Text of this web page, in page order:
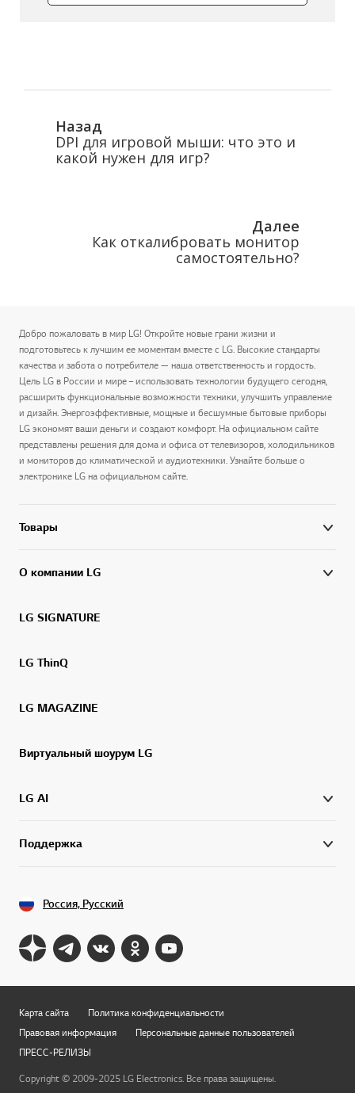
Назад
DPI для игровой мыши: что это и
какой нужен для игр?
Далее
Как откалибровать монитор
самостоятельно?
Добро пожаловать в мир LG! Откройте новые грани жизни и
подготовьтесь к лучшим ее моментам вместе с LG. Высокие стандарты
качества и забота о потребителе — наша ответственность и гордость.
Цель LG в России и мире – использовать технологии будущего сегодня,
расширить функциональные возможности техники, улучшить управление
и дизайн. Энергоэффективные, мощные и бесшумные бытовые приборы
LG экономят ваши деньги и создают комфорт. На официальном сайте
представлены решения для дома и офиса от телевизоров, холодильников
и мониторов до климатической и аудиотехники. Узнайте больше о
электронике LG на официальном сайте.
Товары
О компании LG
LG SIGNATURE
LG ThinQ
LG MAGAZINE
Виртуальный шоурум LG
LG AI
Поддержка
Россия, Русский
Карта сайта
Политика конфиденциальности
Правовая информация
Персональные данные пользователей
ПРЕСС-РЕЛИЗЫ
Copyright © 2009-2025 LG Electronics. Все права защищены.